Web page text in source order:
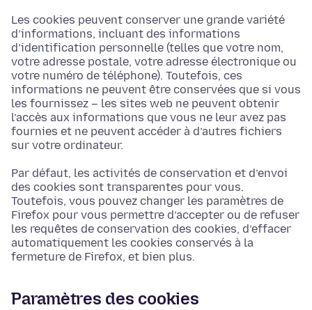
Les cookies peuvent conserver une grande variété
d’informations, incluant des informations
d’identification personnelle (telles que votre nom,
votre adresse postale, votre adresse électronique ou
votre numéro de téléphone). Toutefois, ces
informations ne peuvent être conservées que si vous
les fournissez – les sites web ne peuvent obtenir
l’accès aux informations que vous ne leur avez pas
fournies et ne peuvent accéder à d’autres fichiers
sur votre ordinateur.
Par défaut, les activités de conservation et d’envoi
des cookies sont transparentes pour vous.
Toutefois, vous pouvez changer les paramètres de
Firefox pour vous permettre d’accepter ou de refuser
les requêtes de conservation des cookies, d’effacer
automatiquement les cookies conservés à la
fermeture de Firefox, et bien plus.
Paramètres des cookies